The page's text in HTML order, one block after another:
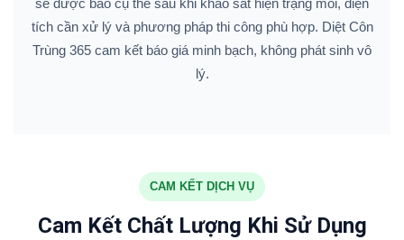
sẽ được báo cụ thể sau khi khảo sát hiện trạng mối, diện
tích cần xử lý và phương pháp thi công phù hợp. Diệt Côn
Trùng 365 cam kết báo giá minh bạch, không phát sinh vô
lý.
CAM KẾT DỊCH VỤ
Cam Kết Chất Lượng Khi Sử Dụng